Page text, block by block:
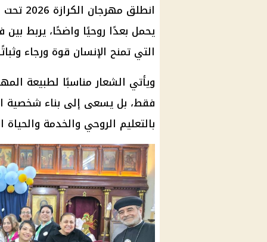
انطلق
يحمل بعدًا روحيًا واضحًا، يربط بين
التي تمنح الإنسان قوة ورجاء
ويأتي الشعار مناسبًا لطبيعة
فقط، بل يسعى إلى بناء شخصية
بالتعليم الروحي والخدمة والحياة